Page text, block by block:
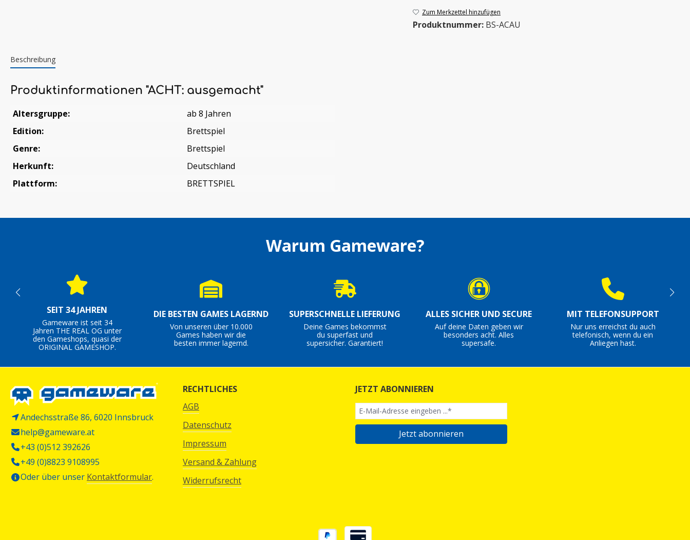
Zum Merkzettel hinzufügen
Produktnummer: BS-ACAU
Beschreibung
Produktinformationen "ACHT: ausgemacht"
Altersgruppe:
ab 8 Jahren
Edition:
Brettspiel
Genre:
Brettspiel
Herkunft:
Deutschland
Plattform:
BRETTSPIEL
Warum Gameware?
SEIT 34 JAHREN
Gameware ist seit 34
Jahren THE REAL OG unter
den Gameshops, quasi der
ORIGINAL GAMESHOP.
DIE BESTEN GAMES LAGERND
Von unseren über 10.000
Games haben wir die
besten immer lagernd.
SUPERSCHNELLE LIEFERUNG
Deine Games bekommst
du superfast und
supersicher. Garantiert!
ALLES SICHER UND SECURE
Auf deine Daten geben wir
besonders acht. Alles
supersafe.
MIT TELEFONSUPPORT
Nur uns erreichst du auch
telefonisch, wenn du ein
Anliegen hast.
Andechsstraße 86, 6020 Innsbruck
help@gameware.at
+43 (0)512 392626
+49 (0)8823 9108995
Oder über unser Kontaktformular.
RECHTLICHES
AGB
Datenschutz
Impressum
Versand & Zahlung
Widerrufsrecht
JETZT ABONNIEREN
Jetzt abonnieren